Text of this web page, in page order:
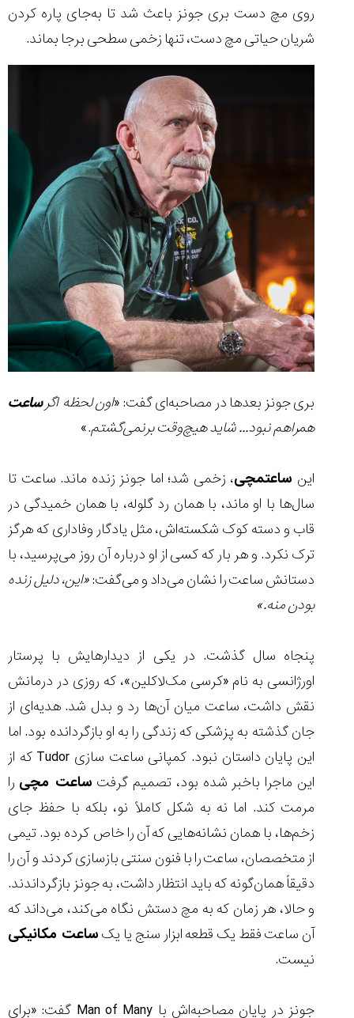
روی مچ دست بری جونز باعث شد تا به‌جای پاره کردن
شریان حیاتی مچ دست، تنها زخمی سطحی برجا بماند.
بری جونز بعدها در مصاحبه‌ای گفت: «اون لحظه اگرساعت
همراهم نبود... شاید هیچ‌وقت برنمی‌گشتم.»
این ساعتمچی، زخمی شد؛ اما جونز زنده ماند. ساعت تا
سال‌ها با او ماند، با همان رد گلوله، با همان خمیدگی در
قاب و دسته کوک شکسته‌اش، مثل یادگار وفاداری که هرگز
ترک نکرد. و هر بار که کسی از او درباره آن روز می‌پرسید، با
دستانش ساعت را نشان می‌داد و می‌گفت:«این، دلیل زنده
بودن منه.»
پنجاه سال گذشت. در یکی از دیدارهایش با پرستار
اورژانسی به نام «کرسی مک‌لاکلین»، که روزی در درمانش
نقش داشت، ساعت میان آن‌ها رد و بدل شد. هدیه‌ای از
جان گذشته به پزشکی که زندگی را به او بازگردانده بود. اما
این پایان داستان نبود. کمپانی ساعت سازی Tudor که از
این ماجرا باخبر شده بود، تصمیم گرفت ساعت مچی را
مرمت کند. اما نه به شکل کاملاً نو، بلکه با حفظ جای
زخم‌ها، با همان نشانه‌هایی که آن را خاص کرده بود. تیمی
از متخصصان، ساعت را با فنون سنتی بازسازی کردند و آن را
دقیقاً همان‌گونه که باید انتظار داشت، به جونز بازگرداندند.
و حالا، هر زمان که به مچ دستش نگاه می‌کند، می‌داند که
آن ساعت فقط یک قطعه ابزار سنج یا یکساعت مکانیکی
نیست.
جونز در پایان مصاحبه‌اش با Man of Many گفت: «برای